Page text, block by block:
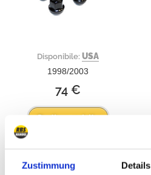
Zustimmung Details
Disponibile: USA
1998/2003
74 €
Ordina subito